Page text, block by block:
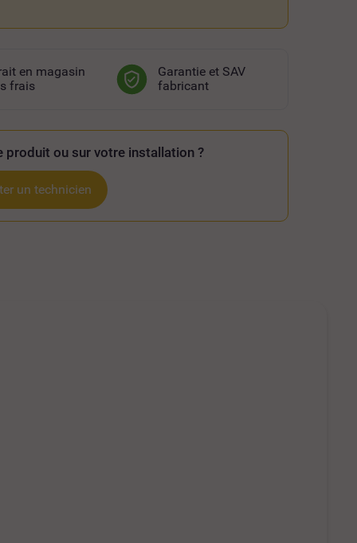
en magasin
frais
Garantie et SAV
fabricant
produit ou sur votre installation ?
un technicien